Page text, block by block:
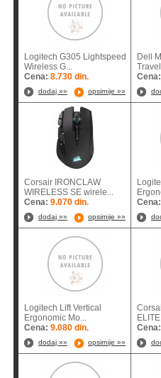
Logitech G305 Lightspeed
Wireless G...
Cena: 8.730 din.
dodaj »» opsirnije »»
Dell
Corsair IRONCLAW
WIRELESS SE wirele...
Cena: 9.070 din.
dodaj »» opsirnije »»
Logitech Lift Vertical
Ergonomic Mo...
Cena: 9.080 din.
dodaj »» opsirnije »»